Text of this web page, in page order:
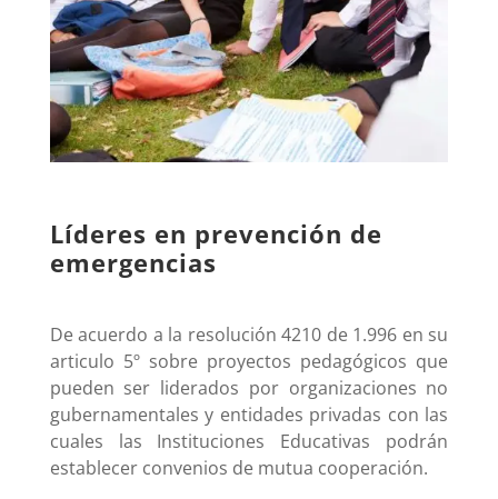
Líderes en prevención de
emergencias
De acuerdo a la resolución 4210 de 1.996 en su
articulo 5º sobre proyectos pedagógicos que
pueden ser liderados por organizaciones no
gubernamentales y entidades privadas con las
cuales las Instituciones Educativas podrán
establecer convenios de mutua cooperación.